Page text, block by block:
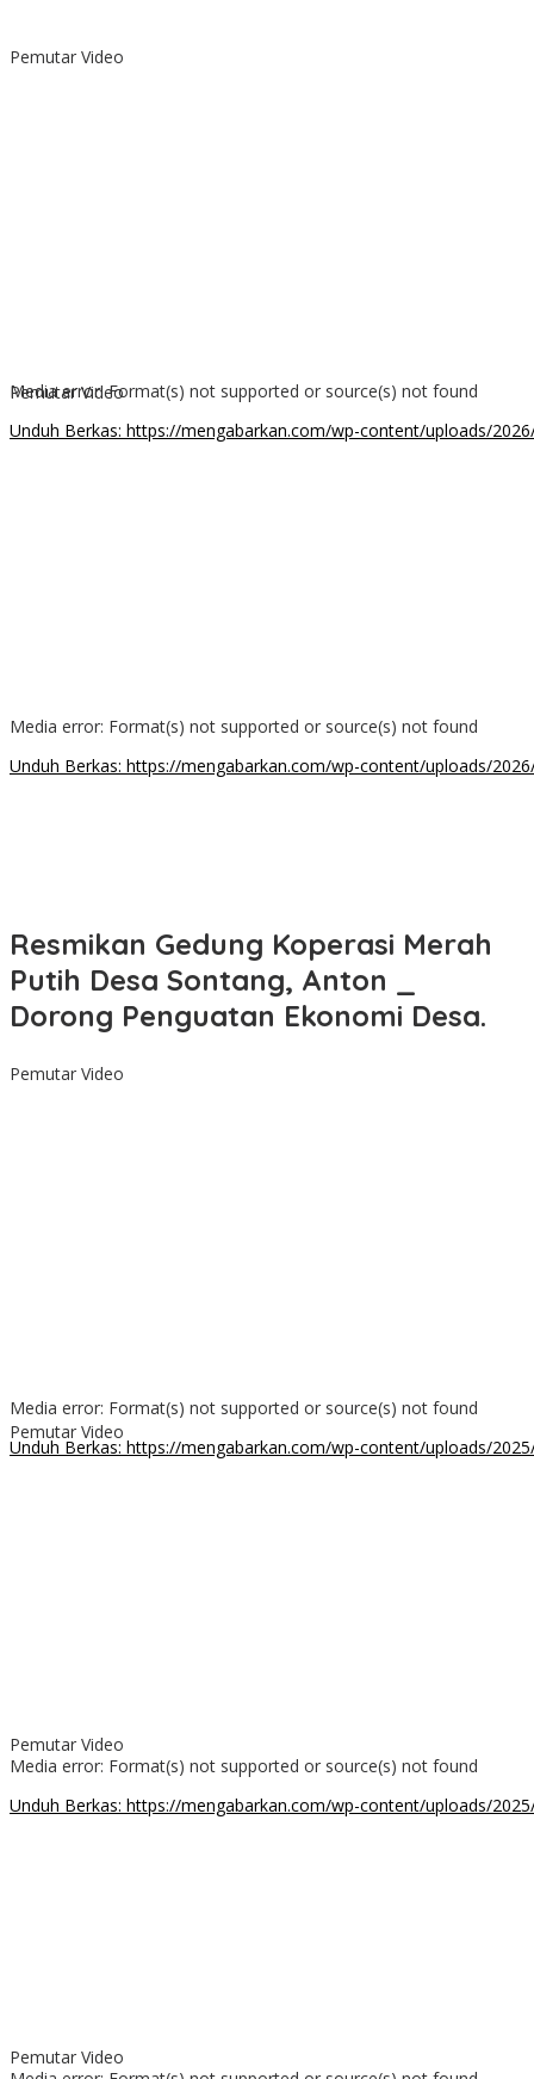
Pemutar Video
Media error: Format(s) not supported or source(s) not found
Unduh Berkas: https://mengabarkan.com/wp-content/uploads/
Pemutar Video
Media error: Format(s) not supported or source(s) not found
Unduh Berkas: https://mengabarkan.com/wp-content/uploads/
Resmikan Gedung Koperasi Merah
Putih Desa Sontang, Anton _
Dorong Penguatan Ekonomi Desa.
Pemutar Video
Media error: Format(s) not supported or source(s) not found
Unduh Berkas: https://mengabarkan.com/wp-content/uploads/
Pemutar Video
Media error: Format(s) not supported or source(s) not found
Unduh Berkas: https://mengabarkan.com/wp-content/uploads/
Pemutar Video
Pemutar Video